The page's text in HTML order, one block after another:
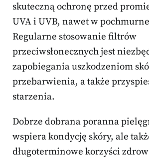
skuteczną ochronę przed
UVA i UVB, nawet w
Regularne stosowanie filtrów
przeciwsłonecznych jest
zapobiegania uszkodzeniom
przebarwienia, a także
starzenia.
Dobrze dobrana poranna
wspiera kondycję skóry, ale
długoterminowe korzyści